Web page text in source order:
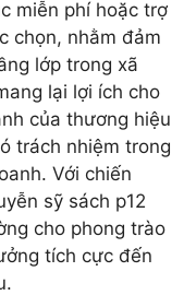
miễn phí hoặc trợ
chọn, nhằm đảm
lớp trong xã
lại lợi ích cho
của thương hiệu
trách nhiệm trong
Với chiến
sỹ sách p12
cho phong trào
tích cực đến